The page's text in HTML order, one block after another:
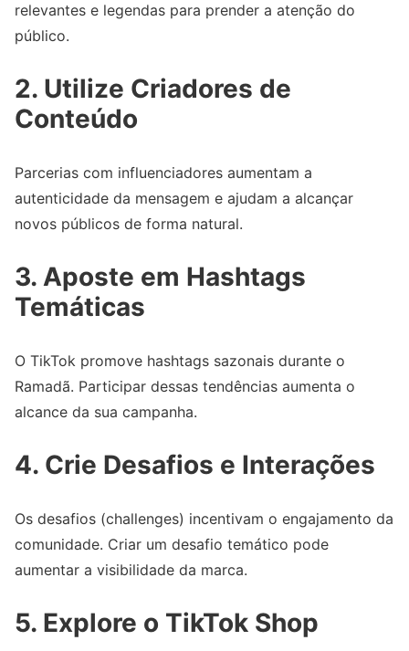
relevantes e legendas para prender a atenção do
público.
2. Utilize Criadores de
Conteúdo
Parcerias com influenciadores aumentam a
autenticidade da mensagem e ajudam a alcançar
novos públicos de forma natural.
3. Aposte em Hashtags
Temáticas
O TikTok promove hashtags sazonais durante o
Ramadã. Participar dessas tendências aumenta o
alcance da sua campanha.
4. Crie Desafios e Interações
Os desafios (challenges) incentivam o engajamento da
comunidade. Criar um desafio temático pode
aumentar a visibilidade da marca.
5. Explore o TikTok Shop